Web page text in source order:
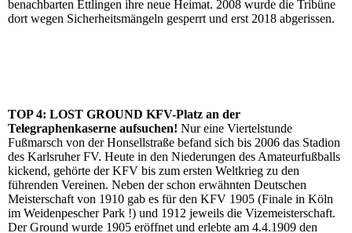
benachbarten Ettlingen ihre neue Heimat. 2008 wurde die Tribüne
dort wegen Sicherheitsmängeln gesperrt und erst 2018 abgerissen.
TOP 4: LOST GROUND KFV-Platz an der
Telegraphenkaserne aufsuchen! Nur eine Viertelstunde
Fußmarsch von der Honsellstraße befand sich bis 2006 das Stadion
des Karlsruher FV. Heute in den Niederungen des Amateurfußballs
kickend, gehörte der KFV bis zum ersten Weltkrieg zu den
führenden Vereinen. Neben der schon erwähnten Deutschen
Meisterschaft von 1910 gab es für den KFV 1905 (Finale in Köln
im Weidenpescher Park !) und 1912 jeweils die Vizemeisterschaft.
Der Ground wurde 1905 eröffnet und erlebte am 4.4.1909 den